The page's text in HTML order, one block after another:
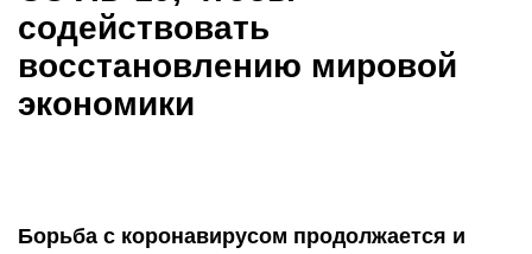
содействовать
восстановлению мировой
экономики
Борьба с коронавирусом продолжается и